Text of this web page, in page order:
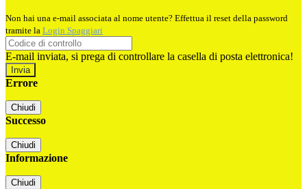
Non hai una e-mail associata al nome utente? Effettua il reset della password
tramite la Login Spaggiari
E-mail inviata, si prega di controllare la casella di posta elettronica!
Errore
Chiudi
Successo
Chiudi
Informazione
Chiudi